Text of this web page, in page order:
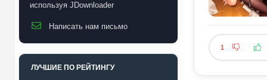
используя JDownloader
Написать нам письмо
ЛУЧШИЕ ПО РЕЙТИНГУ
1